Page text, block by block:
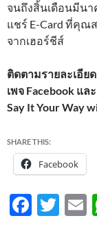
จนถึงสิ้นเดือนมีนา
แชร์ E-Card ที่คุณ
จากเฮอร์ชีส์
ติดตามรายละเอีย
เพจ Facebook แล
Say It Your Way
SHARE THIS:
Facebook
F
T